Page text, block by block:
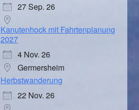
27 Sep. 26
Kanutenhock mit Fahrtenplanung
2027
4 Nov. 26
Germersheim
Herbstwanderung
22 Nov. 26